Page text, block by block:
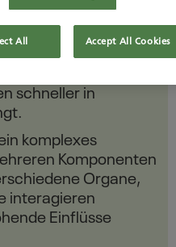
ankurbeln:
LSB@TUMhaben
schneller in
komplexes
Komponenten
Organe,
interagieren
Einflüsse
All Accept All Cookies